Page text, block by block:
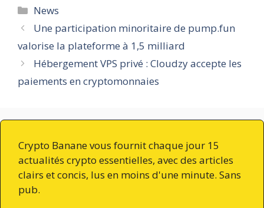
Catégories
News
Une participation minoritaire de pump.fun
valorise la plateforme à 1,5 milliard
Hébergement VPS privé : Cloudzy accepte les
paiements en cryptomonnaies
Crypto Banane vous fournit chaque jour 15
actualités crypto essentielles, avec des articles
clairs et concis, lus en moins d'une minute. Sans
pub.